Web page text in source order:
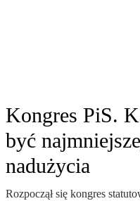
Kongres PiS.
być
nadużycia
Rozpoczął się kongres